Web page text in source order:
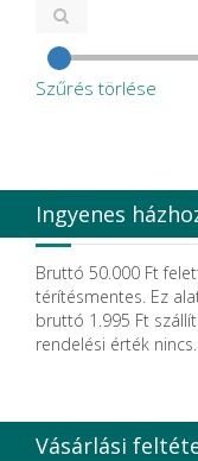
Szűrés törlése
Ingyenes
Bruttó 50.000 Ft
térítésmentes. Ez
bruttó 1.995 Ft
rendelési érték nincs.
Vásárlási